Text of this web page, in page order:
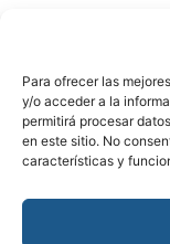
Para ofrecer las
y/o acceder a la
permitirá procesar
en este sitio. No
características y